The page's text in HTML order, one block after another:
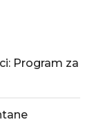
Program za